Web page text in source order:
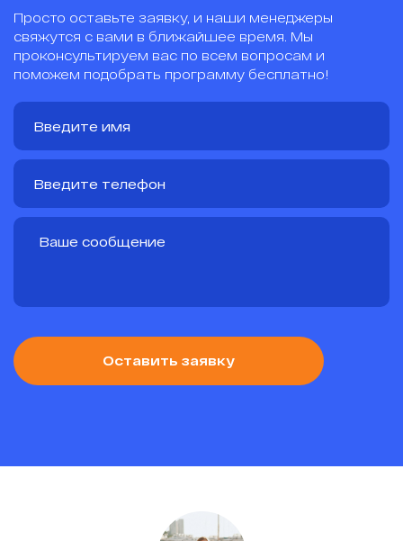
Просто оставьте заявку, и наши менеджеры
свяжутся с вами в ближайшее время. Мы
проконсультируем вас по всем вопросам и
поможем подобрать программу бесплатно!
Оставить заявку